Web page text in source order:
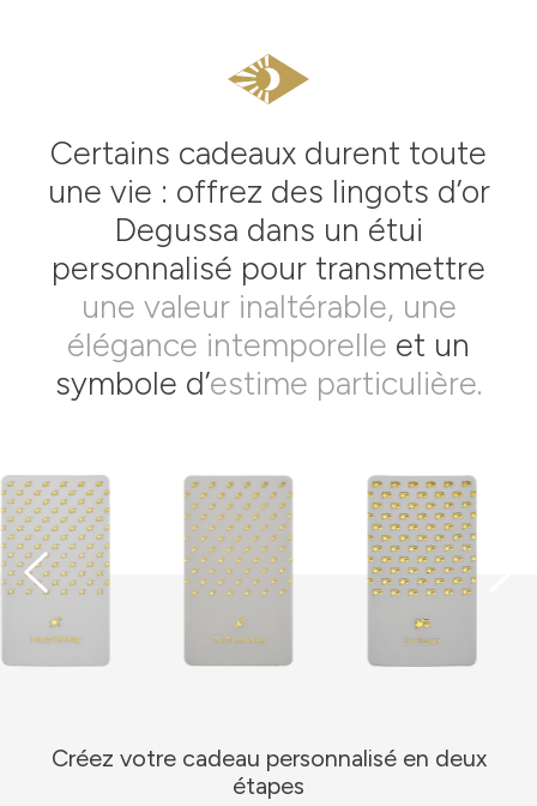
Certains cadeaux durent toute
une vie : offrez des lingots d’or
Degussa dans un étui
personnalisé pour transmettre
une valeur inaltérable, une
élégance intemporelle et un
symbole d’estime particulière.
Créez votre cadeau personnalisé en deux
étapes